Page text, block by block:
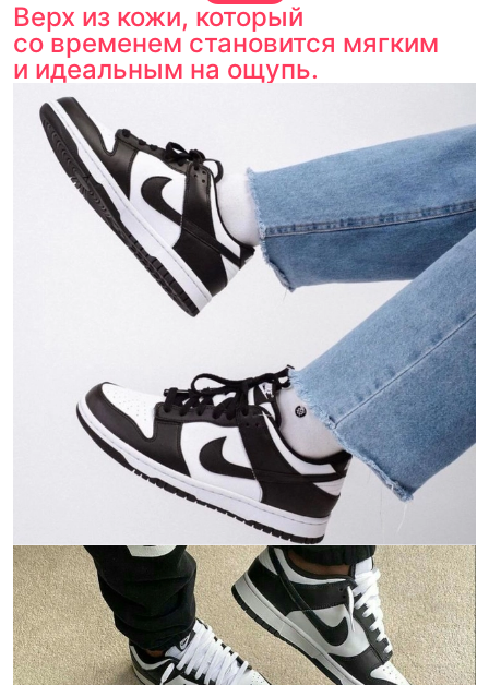
Верх из кожи, который
со временем становится мягким
и идеальным на ощупь.